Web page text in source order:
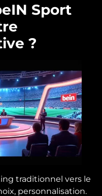
Sport
?
traditionnel vers le
personnalisation.